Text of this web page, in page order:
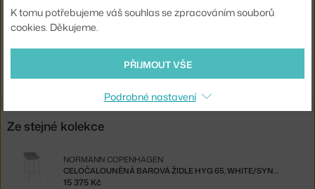
Kód produktu
NCP-709217-ULTRA41567-ALU
Shopping from the EU? Switch to
Hyg Lounge Chair High Swivel,
Ze stejné kolekce
CELOČALOUNĚNÁ BAROVÁ ŽIDLE HYG 65, WHITE/SYNERGY
NORMANN COPENHAGEN
15 375 Kč
K tomu potřebujeme váš souhlas se zpracováním souborů
cookies. Děkujeme.
PŘIJMOUT VŠE
Podrobné nastavení